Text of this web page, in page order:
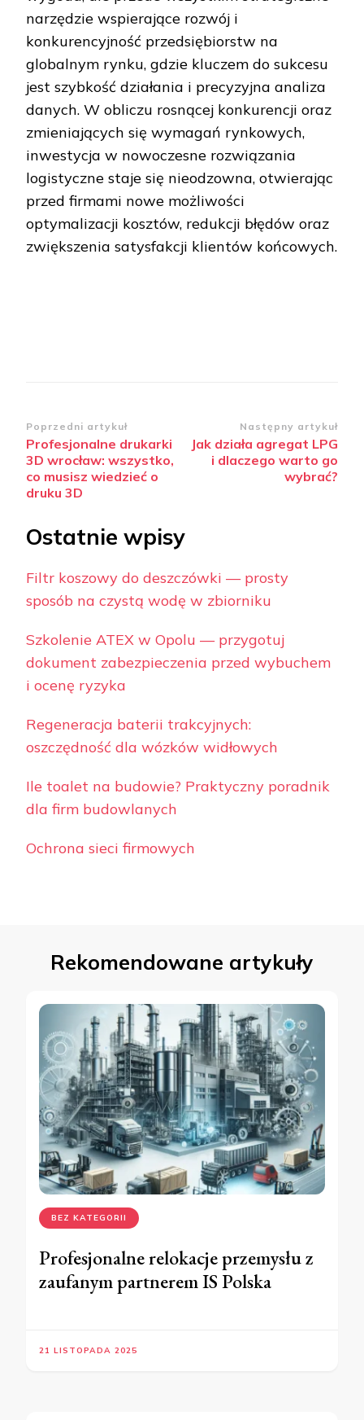
narzędzie wspierające rozwój i
konkurencyjność przedsiębiorstw na
globalnym rynku, gdzie kluczem do sukcesu
jest szybkość działania i precyzyjna analiza
danych. W obliczu rosnącej konkurencji oraz
zmieniających się wymagań rynkowych,
inwestycja w nowoczesne rozwiązania
logistyczne staje się nieodzowna, otwierając
przed firmami nowe możliwości
optymalizacji kosztów, redukcji błędów oraz
zwiększenia satysfakcji klientów końcowych.
Zobacz
wpisy
Poprzedni artykuł
Profesjonalne drukarki
3D wrocław: wszystko,
co musisz wiedzieć o
druku 3D
Następny artykuł
Jak działa agregat LPG
i dlaczego warto go
wybrać?
Ostatnie wpisy
Filtr koszowy do deszczówki — prosty
sposób na czystą wodę w zbiorniku
Szkolenie ATEX w Opolu — przygotuj
dokument zabezpieczenia przed wybuchem
i ocenę ryzyka
Regeneracja baterii trakcyjnych:
oszczędność dla wózków widłowych
Ile toalet na budowie? Praktyczny poradnik
dla firm budowlanych
Ochrona sieci firmowych
Rekomendowane artykuły
BEZ KATEGORII
Profesjonalne relokacje przemysłu z
zaufanym partnerem IS Polska
21 LISTOPADA 2025